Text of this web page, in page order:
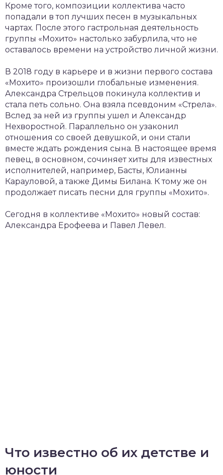
Кроме того, композиции коллектива часто
попадали в топ лучших песен в музыкальных
чартах. После этого гастрольная деятельность
группы «Мохито» настолько забурлила, что не
оставалось времени на устройство личной жизни.
В 2018 году в карьере и в жизни первого состава
«Мохито» произошли глобальные изменения.
Александра Стрельцов покинула коллектив и
стала петь сольно. Она взяла псевдоним «Стрела».
Вслед за ней из группы ушел и Александр
Нехворостной. Параллельно он узаконил
отношения со своей девушкой, и они стали
вместе ждать рождения сына. В настоящее время
певец, в основном, сочиняет хиты для известных
исполнителей, например, Басты, Юлианны
Карауловой, а также Димы Билана. К тому же он
продолжает писать песни для группы «Мохито».
Сегодня в коллективе «Мохито» новый состав:
Александра Ерофеева и Павел Левел.
Что известно об их детстве и
юности